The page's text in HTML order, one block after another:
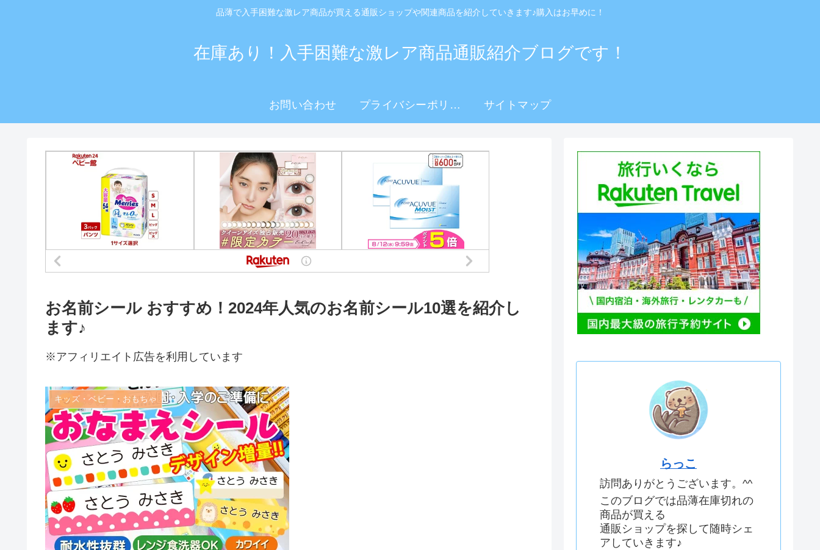
品薄で入手困難な激レア商品が買える通販ショップや関連商品を紹介していきます♪購入はお早めに！
在庫あり！入手困難な激レア商品通販紹介ブログです！
お問い合わせ プライバシーポリシ サイトマップ
お名前シール おすすめ！2024年人気のお名前シール10選を紹介し
ます♪
※アフィリエイト広告を利用しています
キッズ・ベビー・おもちゃ
らっこ
訪問ありがとうございます。^^
このブログでは品薄在庫切れの
商品が買える
通販ショップを探して随時シェ
アしていきます♪